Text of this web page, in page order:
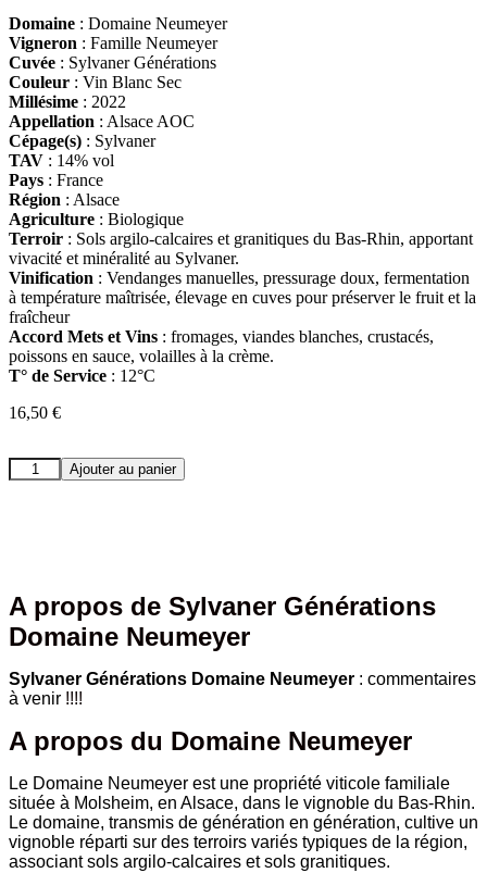
Domaine : Domaine Neumeyer
Vigneron : Famille Neumeyer
Cuvée : Sylvaner Générations
Couleur : Vin Blanc Sec
Millésime : 2022
Appellation : Alsace AOC
Cépage(s) : Sylvaner
TAV : 14% vol
Pays : France
Région : Alsace
Agriculture : Biologique
Terroir : Sols argilo-calcaires et granitiques du Bas-Rhin, apportant
vivacité et minéralité au Sylvaner.
Vinification : Vendanges manuelles, pressurage doux, fermentation
à température maîtrisée, élevage en cuves pour préserver le fruit et la
fraîcheur
Accord Mets et Vins : fromages, viandes blanches, crustacés,
poissons en sauce, volailles à la crème.
T° de Service : 12°C
16,50 €
Ajouter au panier
A propos de Sylvaner Générations
Domaine Neumeyer
Sylvaner Générations Domaine Neumeyer : commentaires
à venir !!!!
A propos du Domaine Neumeyer
Le Domaine Neumeyer est une propriété viticole familiale
située à Molsheim, en Alsace, dans le vignoble du Bas-Rhin.
Le domaine, transmis de génération en génération, cultive un
vignoble réparti sur des terroirs variés typiques de la région,
associant sols argilo-calcaires et sols granitiques.